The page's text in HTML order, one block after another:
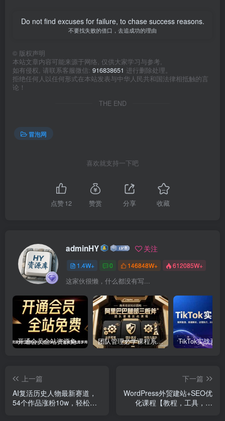
Do not find excuses for failure, to chase success reasons.
不要找失败的借口，去追成功的理由
© 版权声明
本站文章内容可能来源于网络, 仅供大家学习与参考,
如有侵权, 请联系客服微信: 916838651 进行删除处理。
拒绝任何人以任何形式在本站发表与中华人民共和国法律相抵触的言
论！
THE END
冒泡网
喜欢就支持一下吧
点赞12 赞赏 分享 收藏
adminHY 关注
1.4W+ 0 146848W+ 612085W+
这家伙很懒，什么都没有写...
开通会员全站资源免费下载 开通VIP会员 HY资源库 团队管理必学课程系列，阿里巴巴“腿部三板斧”
上一篇
AI复活历史人物最新赛道，
54个作品涨粉10w，轻松月
下一篇
WordPress外贸建站+SEO优
化课程【教程，工具，流